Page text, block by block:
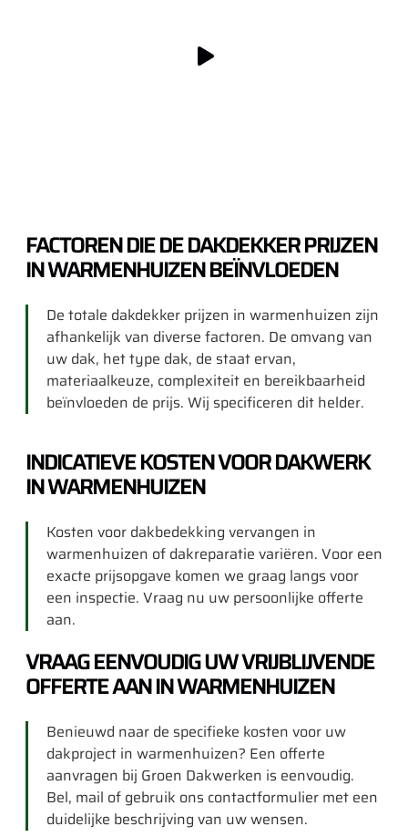
FACTOREN DIE DE DAKDEKKER PRIJZEN
IN WARMENHUIZEN BEÏNVLOEDEN
De totale dakdekker prijzen in warmenhuizen zijn
afhankelijk van diverse factoren. De omvang van
uw dak, het type dak, de staat ervan,
materiaalkeuze, complexiteit en bereikbaarheid
beïnvloeden de prijs. Wij specificeren dit helder.
INDICATIEVE KOSTEN VOOR DAKWERK
IN WARMENHUIZEN
Kosten voor dakbedekking vervangen in
warmenhuizen of dakreparatie variëren. Voor een
exacte prijsopgave komen we graag langs voor
een inspectie. Vraag nu uw persoonlijke offerte
aan.
VRAAG EENVOUDIG UW VRIJBLIJVENDE
OFFERTE AAN IN WARMENHUIZEN
Benieuwd naar de specifieke kosten voor uw
dakproject in warmenhuizen? Een offerte
aanvragen bij Groen Dakwerken is eenvoudig.
Bel, mail of gebruik ons contactformulier met een
duidelijke beschrijving van uw wensen.